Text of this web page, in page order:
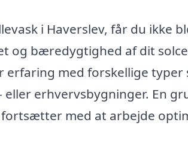
i Haverslev, får du ikke
og bæredygtighed af dit
med forskellige typer
erhvervsbygninger. En
fortsætter med at arbejde